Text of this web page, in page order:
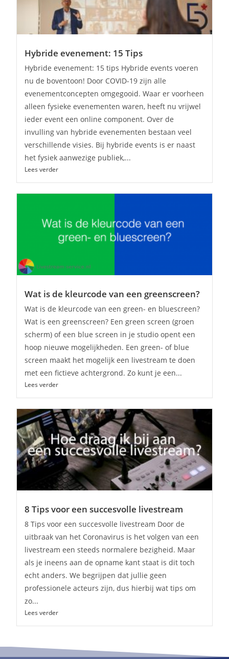
Hybride evenement: 15 Tips
Hybride evenement: 15 tips Hybride events voeren
nu de boventoon! Door COVID-19 zijn alle
evenementconcepten omgegooid. Waar er voorheen
alleen fysieke evenementen waren, heeft nu vrijwel
ieder event een online component. Over de
invulling van hybride evenementen bestaan veel
verschillende visies. Bij hybride events is er naast
het fysiek aanwezige publiek,...
Lees verder
Wat is de kleurcode van een greenscreen?
Wat is de kleurcode van een green- en bluescreen?
Wat is een greenscreen? Een green screen (groen
scherm) of een blue screen in je studio opent een
hoop nieuwe mogelijkheden. Een green- of blue
screen maakt het mogelijk een livestream te doen
met een fictieve achtergrond. Zo kunt je een...
Lees verder
8 Tips voor een succesvolle livestream
8 Tips voor een succesvolle livestream Door de
uitbraak van het Coronavirus is het volgen van een
livestream een steeds normalere bezigheid. Maar
als je ineens aan de opname kant staat is dit toch
echt anders. We begrijpen dat jullie geen
professionele acteurs zijn, dus hierbij wat tips om
zo...
Lees verder